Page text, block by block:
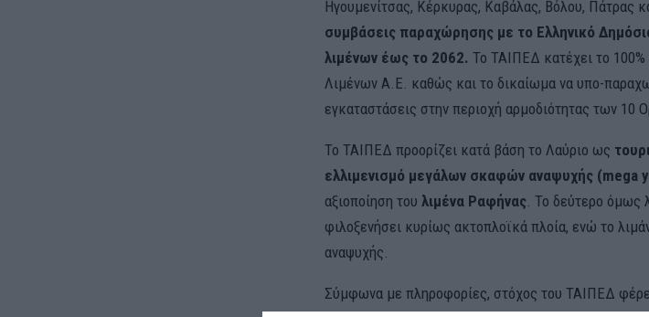
Ηγουμενίτσας, Κέρκυρας, Καβάλας, Βόλου, Πάτρας
συμβάσεις παραχώρησης με το Ελληνικό
λιμένων έως το 2062. Το ΤΑΙΠΕΔ κατέχει το
Λιμένων Α.Ε. καθώς και το δικαίωμα να υπο-
εγκαταστάσεις στην περιοχή αρμοδιότητας των 10
Το ΤΑΙΠΕΔ προορίζει κατά βάση το Λαύριο ως
ελλιμενισμό μεγάλων σκαφών αναψυχής (mega
αξιοποίηση του λιμένα Ραφήνας . Το δεύτερο όμως
φιλοξενήσει κυρίως ακτοπλοϊκά πλοία, ενώ το
αναψυχής.
Σύμφωνα με πληροφορίες, στόχος του ΤΑΙΠΕΔ